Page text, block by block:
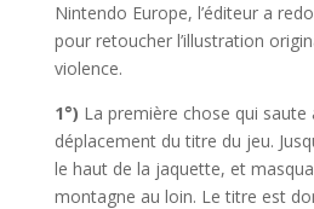
Nintendo Europe, l’éditeur a
pour retoucher l’illustration
violence.
1°) La première chose qui saute
déplacement du titre du jeu.
le haut de la jaquette, et
montagne au loin. Le titre est